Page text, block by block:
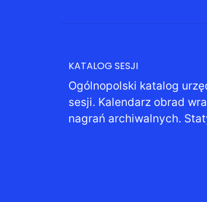
KATALOG SESJI
Ogólnopolski katalog
sesji. Kalendarz obrad
nagrań archiwalnych.